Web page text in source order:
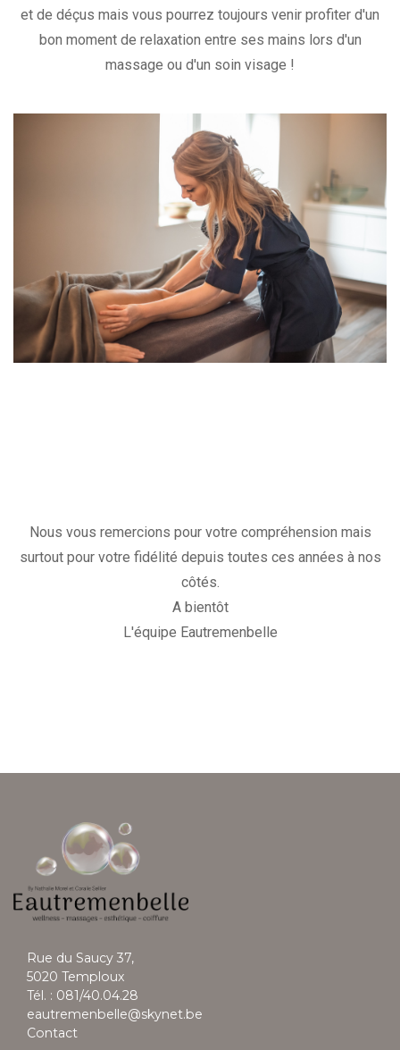
et de déçus mais vous pourrez toujours venir profiter d'un
bon moment de relaxation entre ses mains lors d'un
massage ou d'un soin visage !
Nous vous remercions pour votre compréhension mais
surtout pour votre fidélité depuis toutes ces années à nos
côtés.
A bientôt
L'équipe Eautremenbelle
Rue du Saucy 37,
5020 Temploux
Tél. : 081/40.04.28
eautremenbelle@skynet.be
Contact